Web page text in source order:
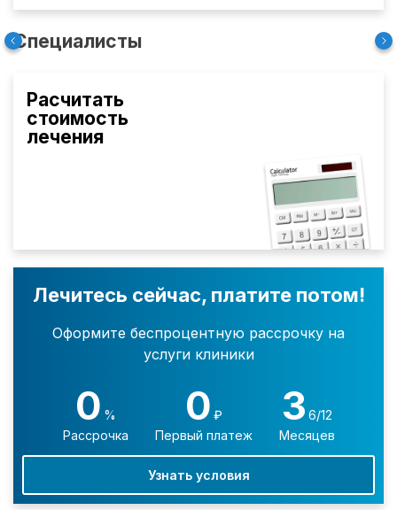
Специалисты
Расчитать
стоимость
лечения
Лечитесь сейчас, платите потом!
Оформите беспроцентную рассрочку на
услуги клиники
0 %
Рассрочка
0 ₽
Первый платеж
3 6/12
Месяцев
Узнать условия